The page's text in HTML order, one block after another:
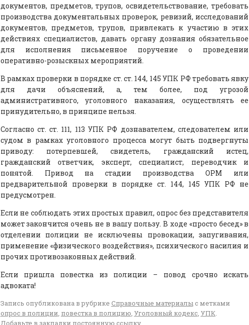
документов, предметов, трупов, освидетельствование, требовать
производства документальных проверок, ревизий, исследований
документов, предметов, трупов, привлекать к участию в этих
действиях специалистов, давать органу дознания обязательное
для исполнения письменное поручение о проведении
оперативно-розыскных мероприятий.
В рамках проверки в порядке ст. ст. 144, 145 УПК РФ требовать явку
для дачи объяснений, а, тем более, под угрозой
административного, уголовного наказания, осуществлять ее
принудительно, в принципе нельзя.
Согласно ст. ст. 111, 113 УПК РФ дознавателем, следователем или
судом в рамках уголовного процесса могут быть подвергнуты
приводу: потерпевшей, свидетель, гражданский истец,
гражданский ответчик, эксперт, специалист, переводчик и
понятой. Привод на стадии производства ОРМ или
предварительной проверки в порядке ст. 144, 145 УПК РФ не
предусмотрен.
Если не соблюдать этих простых правил, опрос без представителя
может закончится очень не в вашу пользу. В ходе «просто бесед» в
отделении полиции не исключены провокации, запугивания,
применение «физического воздействия», психического насилия и
прочих противозаконных действий.
Если пришла повестка из полиции – повод срочно искать
адвоката!
Запись опубликована в рубрике Справочные материалыс метками
опрос в полиции, повестка в полицию, Уголовный кодекс, УПК.
Добавьте в закладки постоянную ссылку.